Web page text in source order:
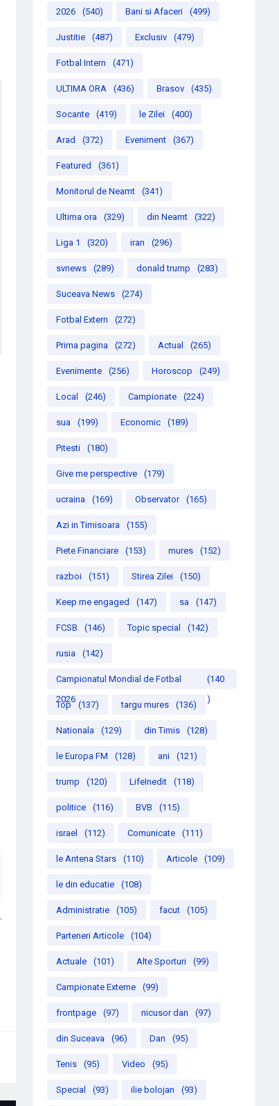
2026 (540) Bani si Afaceri (499)
Justitie (487) Exclusiv (479)
Fotbal Intern (471)
ULTIMA ORA (436) Brasov (435)
Socante (419) le Zilei (400)
Arad (372) Eveniment (367)
Featured (361)
Monitorul de Neamt (341)
Ultima ora (329) din Neamt (322)
Liga 1 (320) iran (296)
svnews (289) donald trump (283)
Suceava News (274)
Fotbal Extern (272)
Prima pagina (272) Actual (265)
Evenimente (256) Horoscop (249)
Local (246) Campionate (224)
sua (199) Economic (189)
Pitesti (180)
Give me perspective (179)
ucraina (169) Observator (165)
Azi in Timisoara (155)
Piete Financiare (153) mures (152)
razboi (151) Stirea Zilei (150)
Keep me engaged (147) sa (147)
FCSB (146) Topic special (142)
rusia (142)
Campionatul Mondial de Fotbal
2026
(140
)
Top (137) targu mures (136)
Nationala (129) din Timis (128)
le Europa FM (128) ani (121)
trump (120) LifeInedit (118)
politice (116) BVB (115)
israel (112) Comunicate (111)
le Antena Stars (110) Articole (109)
le din educatie (108)
Administratie (105) facut (105)
Parteneri Articole (104)
Actuale (101) Alte Sporturi (99)
Campionate Externe (99)
frontpage (97) nicusor dan (97)
din Suceava (96) Dan (95)
Tenis (95) Video (95)
Special (93) ilie bolojan (93)